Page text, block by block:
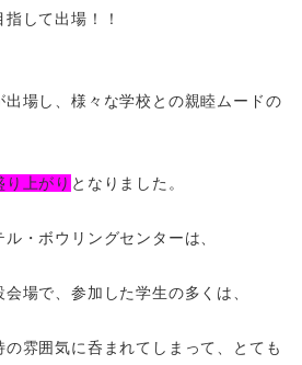
して出場！！
場し、様々な学校との親睦ムードの
上がり となりました。
・ボウリングセンターは、
場で、参加した学生の多くは、
の雰囲気に呑まれてしまって、とても